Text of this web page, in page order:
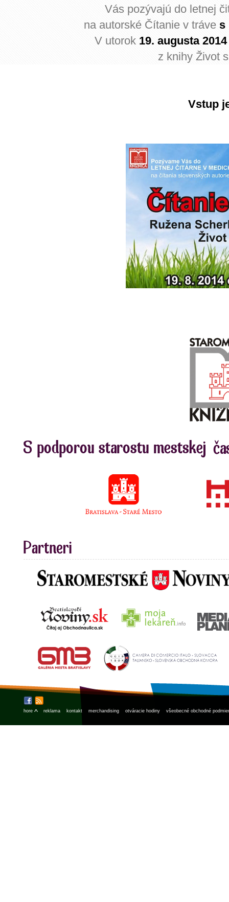
Vás pozývajú do letnej
na autorské Čítanie v tráve s
V utorok 19. augusta
z knihy Život
Vstup
hore ^ reklama kontakt merchandising otváracie hodiny všeobecné obchodné